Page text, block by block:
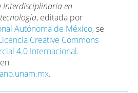
Interdisciplinaria en
, editada por
Autónoma de México, se
Creative Commons
4.0 Internacional.
.